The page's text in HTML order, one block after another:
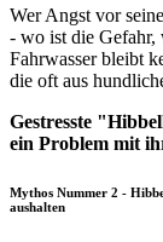
Wer Angst vor
- wo ist die Gefahr,
Fahrwasser bleibt
die oft aus
Gestresste
ein Problem mit
Mythos Nummer 2 -
aushalten